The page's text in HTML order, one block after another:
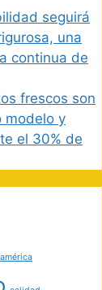
seguirá
una
continua de
frescos son
modelo y
el 30% de
américa